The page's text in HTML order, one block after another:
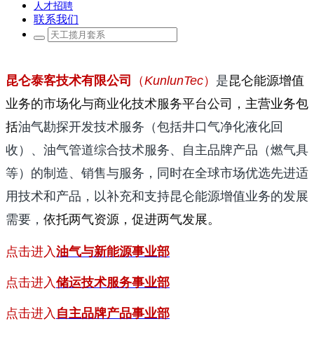
人才招聘
联系我们
昆仑泰客技术有限公司 （KunlunTec） 是昆仑能源增值
业务的市场化与商业化技术服务平台公司， 主营业务包
括油气勘探开发技术服务（包括井口气净化液化回
收）、油气管道综合技术服务、自主品牌产品（燃气具
等）的制造、销售与服务，同时在全球市场优选先进适
用技术和产品，以补充和支持昆仑能源增值业务的发展
需要， 依托两气资源，促进两气发展。
点击进入油气与新能源事业部
点击进入储运技术服务事业部
点击进入 自主品牌产品事业部